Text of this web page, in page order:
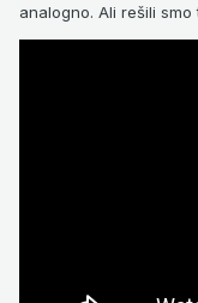
analogno. Ali rešili smo